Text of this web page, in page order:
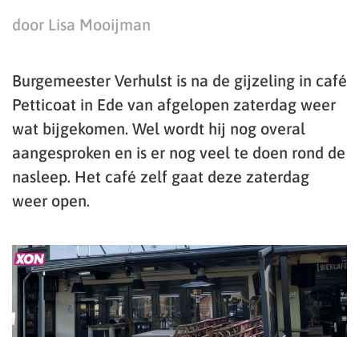
door Lisa Mooijman
Burgemeester Verhulst is na de gijzeling in café
Petticoat in Ede van afgelopen zaterdag weer
wat bijgekomen. Wel wordt hij nog overal
aangesproken en is er nog veel te doen rond de
nasleep. Het café zelf gaat deze zaterdag
weer open.